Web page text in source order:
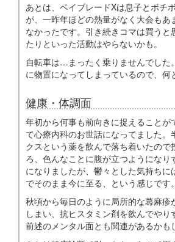
あとは、ベイブレードXは息子とボチ
が、一昨年ほどの熱量がなく大会もあ
なかったです。引き続きコマは買うと
たりといった活動はやらないかも。
自転車は…まったく乗りませんでした
に物置になってしまっているので、何
健康・体調面
年初から何事も前向きに捉えることが
て心療内科のお世話になってました。
クスという薬を飲んで落ち着いたので
ろ、色んなことに腹が立つようになり
になりましたが、鬱々とした気持ちに
でそのまま今に至る、という感じです。
秋頃から毎日のように局所的な蕁麻疹
しまい、抗ヒスタミン剤を飲んでやり
前述のメンタル面とも関連があるかも